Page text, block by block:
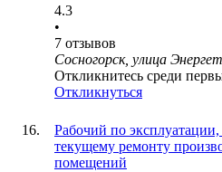
4.3
•
7 отзывов
Сосногорск, улица
Откликнитесь среди
Откликнуться
Рабочий по
текущему ремонту
помещений